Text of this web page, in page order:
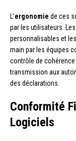
L’ergonomie de ces
par les utilisateurs.
personnalisables et
main par les équipes
contrôle de
transmission aux
des déclarations.
Conformité
Logiciels